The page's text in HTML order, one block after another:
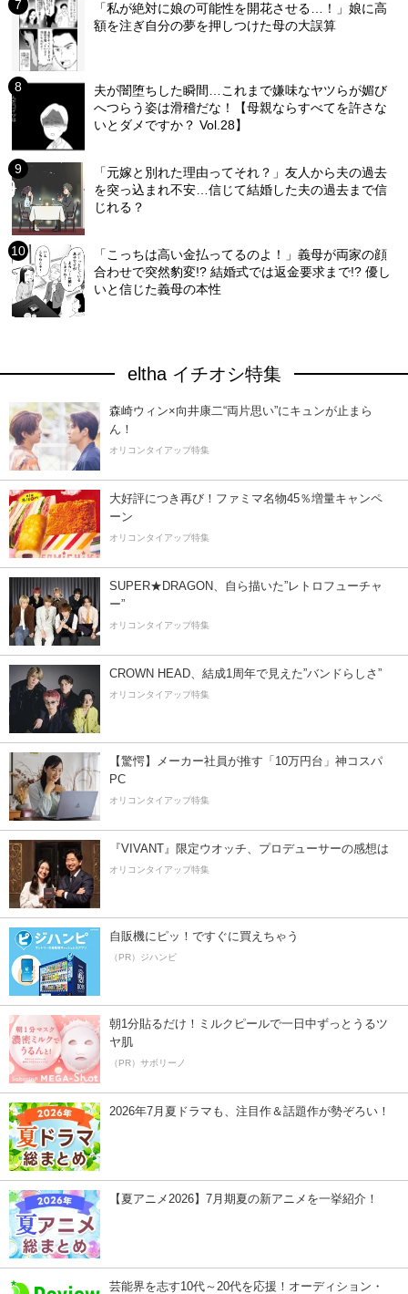
「私が絶対に娘の可能性を開花させる…！」娘に高
額を注ぎ自分の夢を押しつけた母の大誤算
夫が闇堕ちした瞬間…これまで嫌味なヤツらが媚び
へつらう姿は滑稽だな！【母親ならすべてを許さな
いとダメですか？ Vol.28】
「元嫁と別れた理由ってそれ？」友人から夫の過去
を突っ込まれ不安…信じて結婚した夫の過去まで信
じれる？
「こっちは高い金払ってるのよ！」義母が両家の顔
合わせで突然豹変!? 結婚式では返金要求まで!? 優し
いと信じた義母の本性
eltha イチオシ特集
森崎ウィン×向井康二“両片思い”にキュンが止まら
ん！
オリコンタイアップ特集
大好評につき再び！ファミマ名物45％増量キャンペ
ーン
オリコンタイアップ特集
SUPER★DRAGON、自ら描いた”レトロフューチャ
ー”
オリコンタイアップ特集
CROWN HEAD、結成1周年で見えた”バンドらしさ”
オリコンタイアップ特集
【驚愕】メーカー社員が推す「10万円台」神コスパ
PC
オリコンタイアップ特集
『VIVANT』限定ウオッチ、プロデューサーの感想は
オリコンタイアップ特集
自販機にピッ！ですぐに買えちゃう
（PR）ジハンピ
朝1分貼るだけ！ミルクピールで一日中ずっとうるツ
ヤ肌
（PR）サボリーノ
2026年7月夏ドラマも、注目作＆話題作が勢ぞろい！
【夏アニメ2026】7月期夏の新アニメを一挙紹介！
芸能界を志す10代～20代を応援！オーディション・